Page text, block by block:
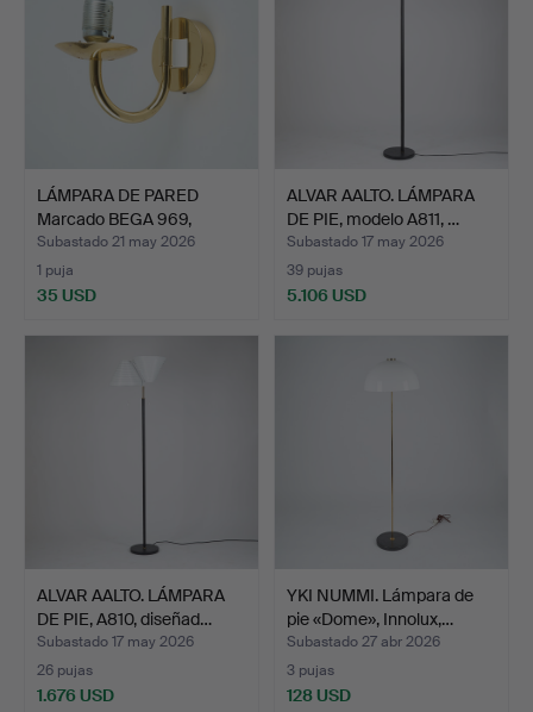
LÁMPARA DE PARED
Marcado BEGA 969,
segunda…
Subastado 21 may 2026
1 puja
35 USD
ALVAR AALTO. LÁMPARA
DE PIE, modelo A811, …
Subastado 17 may 2026
39 pujas
5.106 USD
ALVAR AALTO. LÁMPARA
DE PIE, A810, diseñad…
Subastado 17 may 2026
26 pujas
1.676 USD
YKI NUMMI. Lámpara de
pie «Dome», Innolux,…
Subastado 27 abr 2026
3 pujas
128 USD